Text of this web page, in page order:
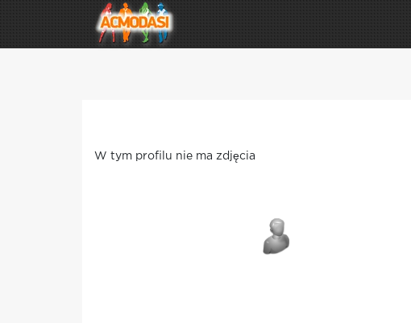
W tym profilu nie ma zdjęcia